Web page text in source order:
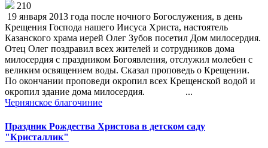
210
19 января 2013 года после ночного Богослужения, в день
Крещения Господа нашего Иисуса Христа, настоятель
Казанского храма иерей Олег Зубов посетил Дом милосердия.
Отец Олег поздравил всех жителей и сотрудников дома
милосердия с праздником Богоявления, отслужил молебен с
великим освящением воды. Сказал проповедь о Крещении.
По окончании проповеди окропил всех Крещенской водой и
окропил здание дома милосердия. ...
Чернянское благочиние
Праздник Рождества Христова в детском саду
"Кристаллик"